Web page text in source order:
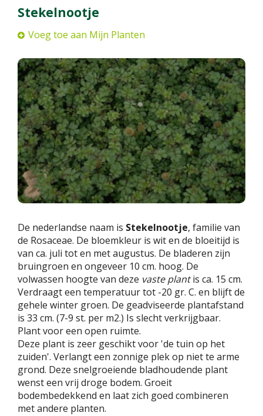
Stekelnootje
Voeg toe aan Mijn Planten
De nederlandse naam is Stekelnootje, familie van
de Rosaceae. De bloemkleur is wit en de bloeitijd is
van ca. juli tot en met augustus. De bladeren zijn
bruingroen en ongeveer 10 cm. hoog. De
volwassen hoogte van deze vaste plantis ca. 15 cm.
Verdraagt een temperatuur tot -20 gr. C. en blijft de
gehele winter groen. De geadviseerde plantafstand
is 33 cm. (7-9 st. per m2.) Is slecht verkrijgbaar.
Plant voor een open ruimte.
Deze plant is zeer geschikt voor 'de tuin op het
zuiden'. Verlangt een zonnige plek op niet te arme
grond. Deze snelgroeiende bladhoudende plant
wenst een vrij droge bodem. Groeit
bodembedekkend en laat zich goed combineren
met andere planten.